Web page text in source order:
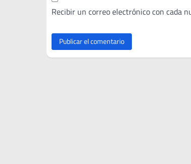
Recibir un correo electrónico con cada